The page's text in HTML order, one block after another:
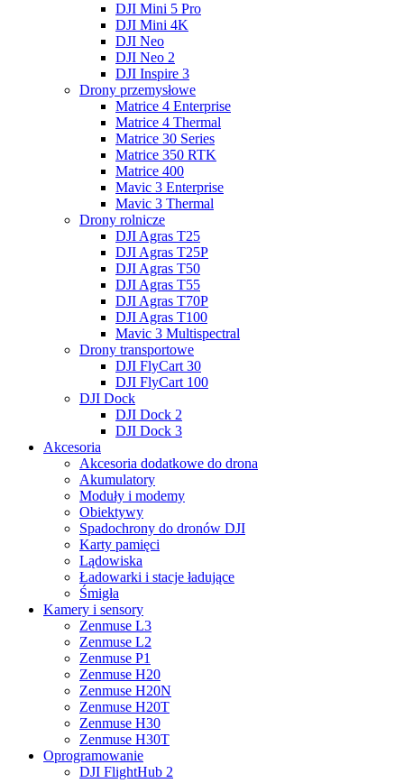
DJI Mini 5 Pro
DJI Mini 4K
DJI Neo
DJI Neo 2
DJI Inspire 3
Drony przemysłowe
Matrice 4 Enterprise
Matrice 4 Thermal
Matrice 30 Series
Matrice 350 RTK
Matrice 400
Mavic 3 Enterprise
Mavic 3 Thermal
Drony rolnicze
DJI Agras T25
DJI Agras T25P
DJI Agras T50
DJI Agras T55
DJI Agras T70P
DJI Agras T100
Mavic 3 Multispectral
Drony transportowe
DJI FlyCart 30
DJI FlyCart 100
DJI Dock
DJI Dock 2
DJI Dock 3
Akcesoria
Akcesoria dodatkowe do drona
Akumulatory
Moduły i modemy
Obiektywy
Spadochrony do dronów DJI
Karty pamięci
Lądowiska
Ładowarki i stacje ładujące
Śmigła
Kamery i sensory
Zenmuse L3
Zenmuse L2
Zenmuse P1
Zenmuse H20
Zenmuse H20N
Zenmuse H20T
Zenmuse H30
Zenmuse H30T
Oprogramowanie
DJI FlightHub 2